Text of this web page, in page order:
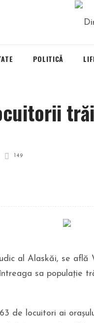
POLITICĂ
149
al Alaskăi, se
sa populație
de locuitori ai